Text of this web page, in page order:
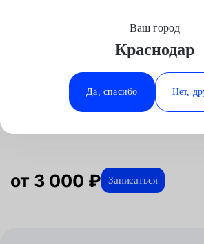
Ваш город
Краснодар
Да, спасибо Нет,
ОтзывыАвтосервис
Замена цилиндра
ГАЗ в Краснодаре
от 3 000 ₽ Записаться